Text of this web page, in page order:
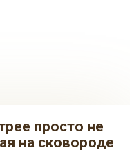
на сковороде